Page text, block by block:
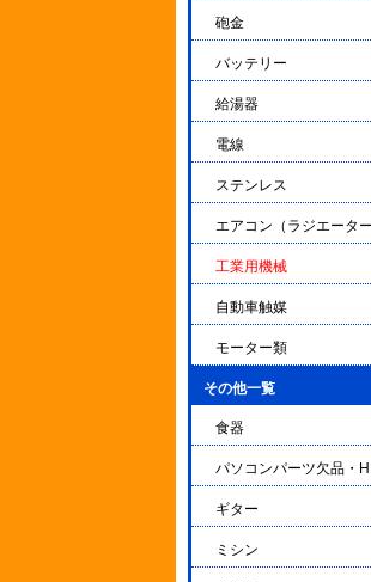
砲金
バッテリー
給湯器
電線
ステンレス
エアコン（ラジエーター
工業用機械
自動車触媒
モーター類
その他一覧
食器
パソコンパーツ欠品・
ギター
ミシン